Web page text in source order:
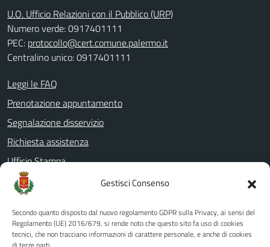
Gestisci Consenso
Secondo quanto disposto dal nuovo regolamento GDPR sulla Privacy, ai sensi del
Regolamento (UE) 2016/679, si rende noto che questo sito fa uso di cookies
tecnici, che non tracciano informazioni di carattere personale, e anche di cookies
U.O. Ufficio Relazioni con il Pubblico (URP)
Numero verde: 0917401111
PEC: protocollo@cert.comune.palermo.it
Centralino unico: 0917401111
Leggi le FAQ
Prenotazione appuntamento
Segnalazione disservizio
Richiesta assistenza
Ufficio Stampa
Amministrazione Trasparente
Albo pretorio
Informativa privacy
Note legali